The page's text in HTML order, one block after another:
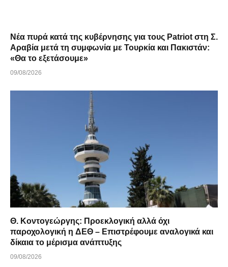
Νέα πυρά κατά της κυβέρνησης για τους Patriot στη Σ.
Αραβία μετά τη συμφωνία με Τουρκία και Πακιστάν:
«Θα το εξετάσουμε»
09/08/2026
Θ. Κοντογεώργης: Προεκλογική αλλά όχι
παροχολογική η ΔΕΘ – Επιστρέφουμε αναλογικά και
δίκαια το μέρισμα ανάπτυξης
09/08/2026